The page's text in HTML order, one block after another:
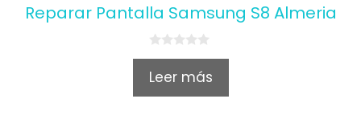
Reparar Pantalla Samsung S8 Almeria
0
u
Leer más